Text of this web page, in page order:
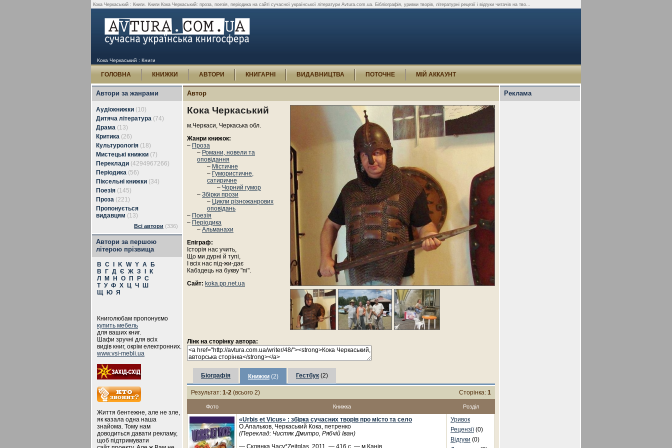
Кока Черкаський : Книги. Книги Кока Черкаський: проза, поезія, періодика на сайті сучасної української літератури Avtura.com.ua. Бібліографія, уривки творів, літературні рецезії і відгуки читачів на тво...
Кока Черкаський : Книги
ГОЛОВНА КНИЖКИ АВТОРИ КНИГАРНІ ВИДАВНИЦТВА ПОТОЧНЕ МІЙ АККАУНТ
Автори за жанрами
Аудіокнижки (10)
Дитяча література (74)
Драма (13)
Критика (26)
Культурологія (18)
Мистецькі книжки (7)
Переклади (4294967266)
Періодика (56)
Піксельні книжки (34)
Поезія (145)
Проза (221)
Пропонується
видавцям (13)
Всі автори (336)
Автори за першою
літерою прізвища
B C K W Y А
Б
В
Г Д Є Ж З
К
Л
М Н О П Р С
Т У Ф Х Ц Ч
Ш
Щ
Ю Я
Книголюбам пропонуємо
купить мебель
для ваших книг.
Шафи зручні для всіх
видів книг, окрім електронних.
www.vsi-mebli.ua
Життя бентежне, але не зле,
як казала одна наша
знайома. Тому нам
доводиться давати рекламу,
щоб підтримувати
Автор
Кока Черкаський
м.Черкаси, Черкаська обл.
Жанри книжок:
– Проза
– Романи, новели та
оповідання
– Містичне
– Гумористичне,
сатиричне
– Чорний гумор
– Збірки прози
– Цикли різножанрових
оповідань
– Поезія
– Періодика
– Альманахи
Епіграф:
Історія нас учить,
Що ми дурні й тупі,
І всіх нас під-жи-дає
Кабздець на букву "пі".
Сайт: koka.pp.net.ua
Лінк на сторінку автора:
Біографія Книжки (2) Гестбук (2)
Результат: 1-2 (всього 2) Сторінка: 1
Фото Книжка Розділ
«Urbis et Vicus» : збірка сучасних творів про місто та село
О.Апальков, Черкаський Кока, петренко
(Переклад: Чистяк Дмитро, Рябчій Іван)
— Склянка Часу*Zeitglas, 2011. — 416 с. — м.Канів
Уривок
Рецензії(0)
Відгуки (0)
Реклама